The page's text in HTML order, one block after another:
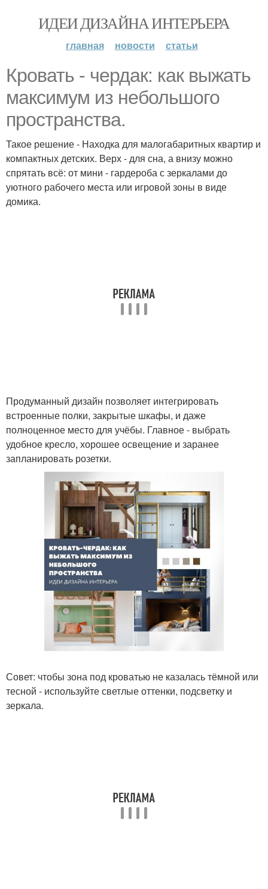
ИДЕИ ДИЗАЙНА ИНТЕРЬЕРА
главная новости статьи
Кровать - чердак: как выжать
максимум из небольшого
пространства.
Такое решение - Находка для малогабаритных квартир и
компактных детских. Верх - для сна, а внизу можно
спрятать всё: от мини - гардероба с зеркалами до
уютного рабочего места или игровой зоны в виде
домика.
Продуманный дизайн позволяет интегрировать
встроенные полки, закрытые шкафы, и даже
полноценное место для учёбы. Главное - выбрать
удобное кресло, хорошее освещение и заранее
запланировать розетки.
Совет: чтобы зона под кроватью не казалась тёмной или
тесной - используйте светлые оттенки, подсветку и
зеркала.